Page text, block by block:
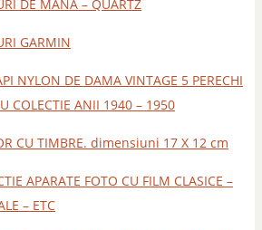
DE MANA – QUARTZ
GARMIN
NYLON DE DAMA VINTAGE 5 PERECHI
COLECTIE ANII 1940 – 1950
CU TIMBRE. dimensiuni 17 X 12 cm
APARATE FOTO CU FILM CLASICE –
– ETC